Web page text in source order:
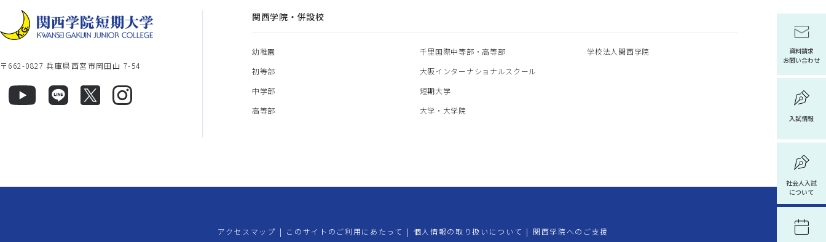
資料請求
お問い合わせ
入試情報
社会人入試
について
〒662-0827 兵庫県西宮市岡田山 7-54
関西学院・併設校
幼稚園
初等部
中学部
高等部
千里国際中等部・高等部
大阪インターナショナルスクール
短期大学
大学・大学院
学校法人関西学院
アクセスマップ | このサイトのご利用にあたって | 個人情報の取り扱いについて | 関西学院へのご支援